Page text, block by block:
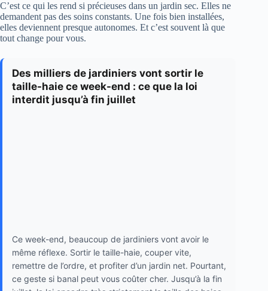
C’est ce qui les rend si précieuses dans un jardin sec. Elles ne
demandent pas des soins constants. Une fois bien installées,
elles deviennent presque autonomes. Et c’est souvent là que
tout change pour vous.
Des milliers de jardiniers vont sortir le
taille-haie ce week-end : ce que la loi
interdit jusqu’à fin juillet
Ce week-end, beaucoup de jardiniers vont avoir le
même réflexe. Sortir le taille-haie, couper vite,
remettre de l’ordre, et profiter d’un jardin net. Pourtant,
ce geste si banal peut vous coûter cher. Jusqu’à la fin